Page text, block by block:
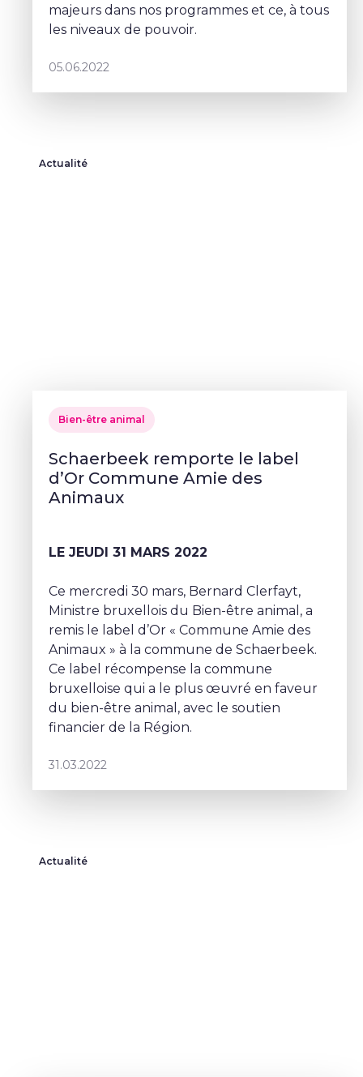
majeurs dans nos programmes et ce, à tous
les niveaux de pouvoir.
05.06.2022
Actualité
Bien-être animal
Schaerbeek remporte le label
d’Or Commune Amie des
Animaux
LE JEUDI 31 MARS 2022
Ce mercredi 30 mars, Bernard Clerfayt,
Ministre bruxellois du Bien-être animal, a
remis le label d’Or « Commune Amie des
Animaux » à la commune de Schaerbeek.
Ce label récompense la commune
bruxelloise qui a le plus œuvré en faveur
du bien-être animal, avec le soutien
financier de la Région.
31.03.2022
Actualité